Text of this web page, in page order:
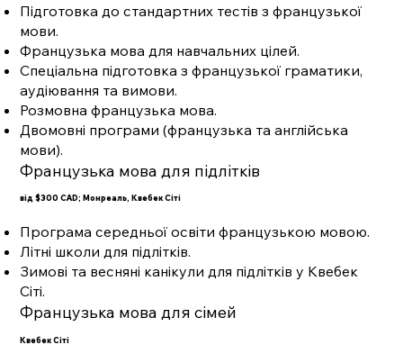
Підготовка до стандартних тестів з французької
мови.
Французька мова для навчальних цілей.
Спеціальна підготовка з французької граматики,
аудіювання та вимови.
Розмовна французька мова.
Двомовні програми (французька та англійська
мови).
Програма середньої освіти французькою мовою.
Літні школи для підлітків.
Зимові та весняні канікули для підлітків у Квебек
Сіті.
від $300 CAD; Монреаль, Квебек Сіті
Французька мова для підлітків
Квебек Сіті
Французька мова для сімей